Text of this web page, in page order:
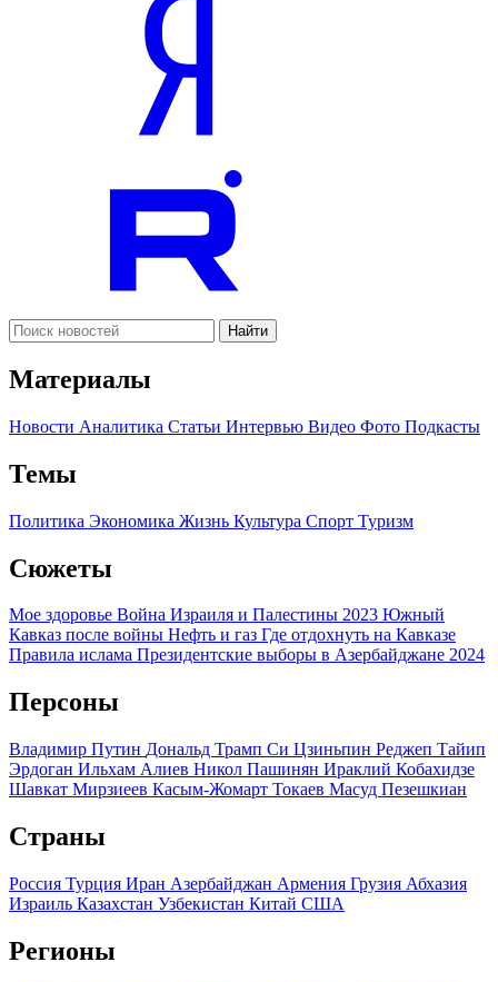
Найти
Материалы
Новости Аналитика Статьи Интервью Видео Фото Подкасты
Темы
Политика Экономика Жизнь Культура Спорт Туризм
Сюжеты
Мое здоровье Война Израиля и Палестины 2023 Южный
Кавказ после войны Нефть и газ Где отдохнуть на Кавказе
Правила ислама Президентские выборы в Азербайджане 2024
Персоны
Владимир Путин Дональд Трамп Си Цзиньпин Реджеп Тайип
Эрдоган Ильхам Алиев Никол Пашинян Ираклий Кобахидзе
Шавкат Мирзиеев Касым-Жомарт Токаев Масуд Пезешкиан
Страны
Россия Турция Иран Азербайджан Армения Грузия Абхазия
Израиль Казахстан Узбекистан Китай США
Регионы